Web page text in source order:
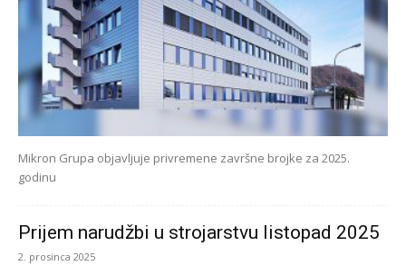
Mikron Grupa objavljuje privremene završne brojke za 2025.
godinu
Prijem narudžbi u strojarstvu listopad 2025
2. prosinca 2025